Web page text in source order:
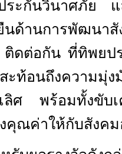
ะกันวินาศภัย แ
ยืนด้านการพัฒน
ดต่อกัน ที่ทิพยป
ท้อนถึงความมุ่ง
ลิศ พร้อมทั้งขับ
คุณค่าให้กับสังคม